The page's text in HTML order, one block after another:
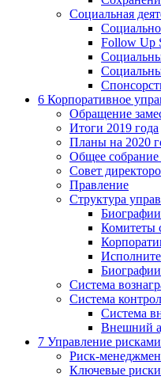
Социальная
Follow Up
6 Корпоративное
Обращение
Итоги 2019 года
Планы на 2020
Общее собрание
Совет
Правление
Структура
Биографии
Комитеты
Система
Система
Система
Внешний
7 Управление рисками
Риск-
Ключевые риски